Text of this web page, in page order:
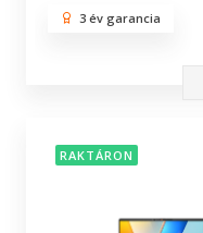
3 év garancia
RAKTÁRON